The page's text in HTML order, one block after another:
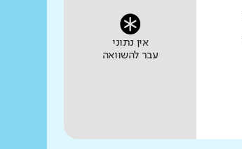
אין נתוני
עבר להשוואה